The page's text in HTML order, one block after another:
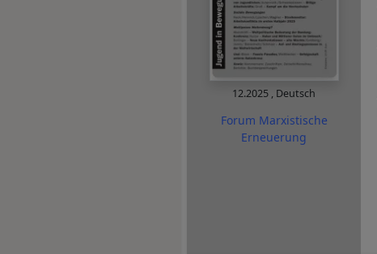
12.2025 , Deutsch
Forum Marxistische
Erneuerung